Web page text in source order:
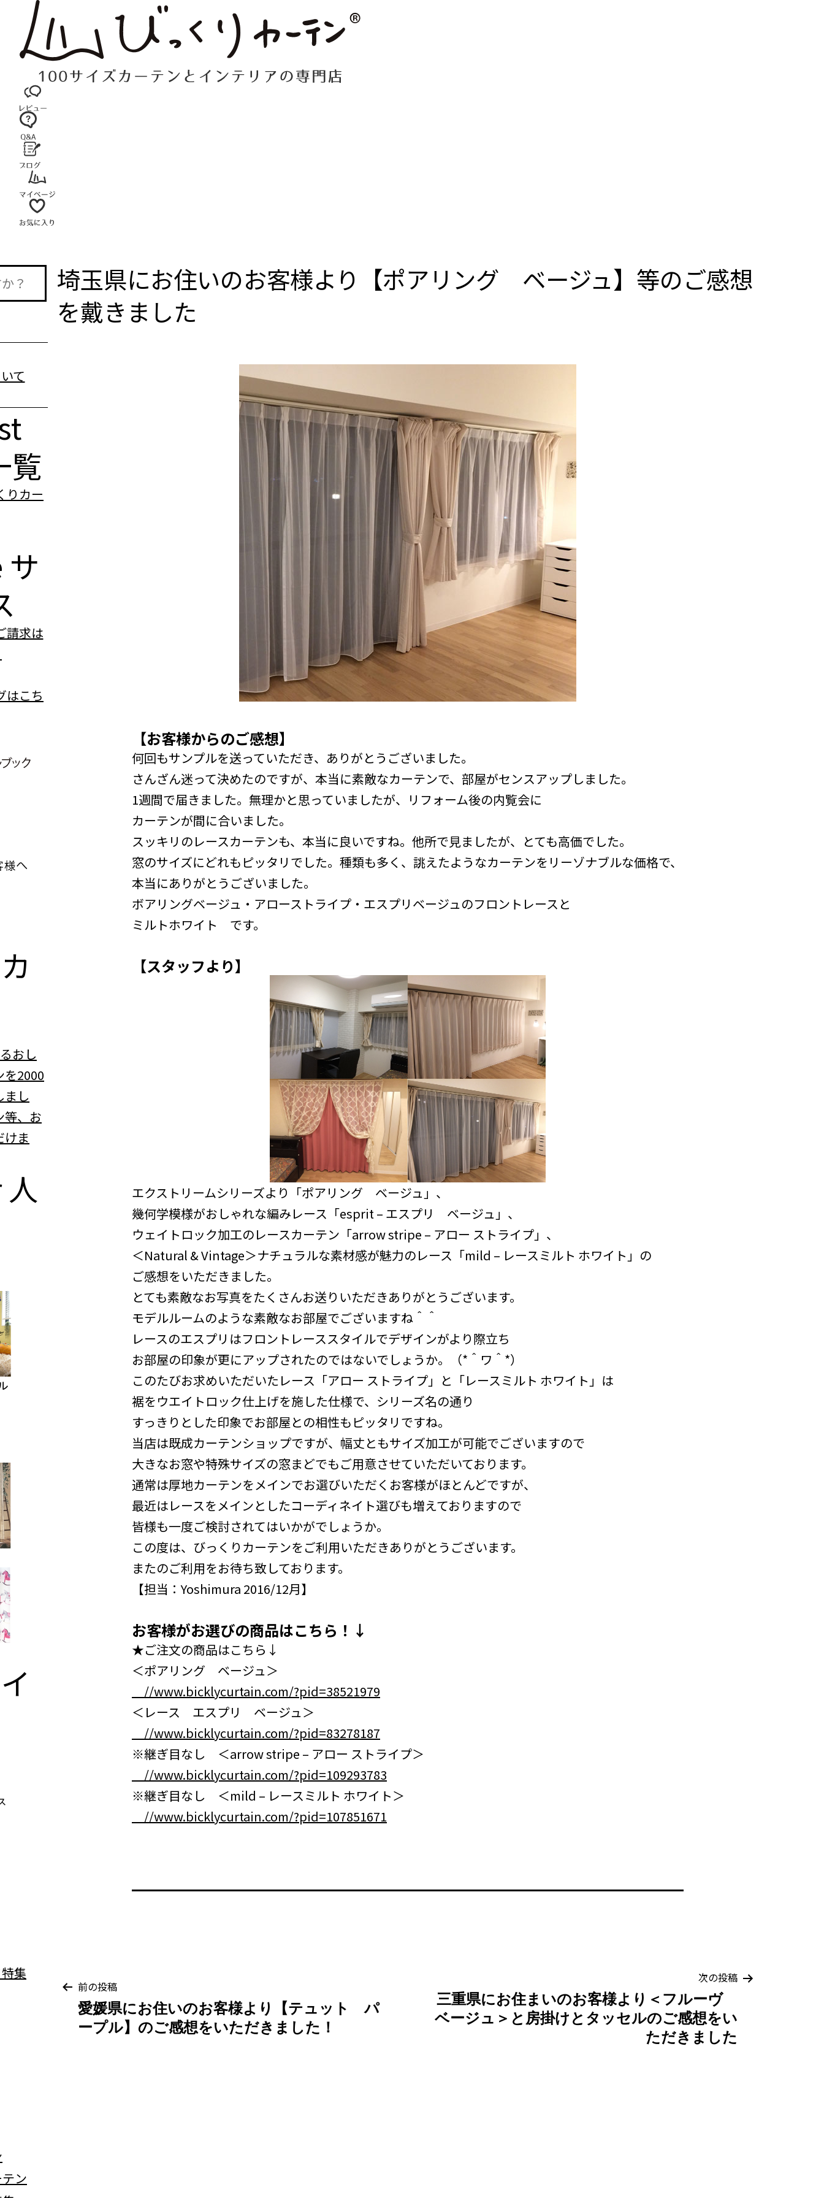
埼玉県にお住いのお客様より【ポアリング ベージュ】等のご感想
を戴きました
【お客様からのご感想】
何回もサンプルを送っていただき、ありがとうございました。
さんざん迷って決めたのですが、本当に素敵なカーテンで、部屋がセンスアップしました。
1週間で届きました。無理かと思っていましたが、リフォーム後の内覧会に
カーテンが間に合いました。
スッキリのレースカーテンも、本当に良いですね。他所で見ましたが、とても高価でした。
窓のサイズにどれもピッタリでした。種類も多く、誂えたようなカーテンをリーゾナブルな価格で、
本当にありがとうございました。
ボアリングベージュ・アローストライプ・エスプリベージュのフロントレースと
ミルトホワイト です。
【スタッフより】
エクストリームシリーズより「ポアリング ベージュ」、
幾何学模様がおしゃれな編みレース「esprit – エスプリ ベージュ」、
ウェイトロック加工のレースカーテン「arrow stripe – アロー ストライプ」、
＜Natural & Vintage＞ナチュラルな素材感が魅力のレース「mild – レースミルト ホワイト」の
ご感想をいただきました。
とても素敵なお写真をたくさんお送りいただきありがとうございます。
モデルルームのような素敵なお部屋でございますね＾＾
レースのエスプリはフロントレーススタイルでデザインがより際立ち
お部屋の印象が更にアップされたのではないでしょうか。（*＾ワ＾*）
このたびお求めいただいたレース「アロー ストライプ」と「レースミルト ホワイト」は
裾をウエイトロック仕上げを施した仕様で、シリーズ名の通り
すっきりとした印象でお部屋との相性もピッタリですね。
当店は既成カーテンショップですが、幅丈ともサイズ加工が可能でございますので
大きなお窓や特殊サイズの窓まどでもご用意させていただいております。
通常は厚地カーテンをメインでお選びいただくお客様がほとんどですが、
最近はレースをメインとしたコーディネイト選びも増えておりますので
皆様も一度ご検討されてはいかがでしょうか。
この度は、びっくりカーテンをご利用いただきありがとうございます。
またのご利用をお待ち致しております。
【担当：Yoshimura 2016/12月】
お客様がお選びの商品はこちら！↓
★ご注文の商品はこちら↓
＜ポアリング ベージュ＞
//www.bicklycurtain.com/?pid=38521979
＜レース エスプリ ベージュ＞
//www.bicklycurtain.com/?pid=83278187
※継ぎ目なし ＜arrow stripe – アロー ストライプ＞
//www.bicklycurtain.com/?pid=109293783
※継ぎ目なし ＜mild – レースミルト ホワイト＞
//www.bicklycurtain.com/?pid=107851671
投
稿
前の投稿
愛媛県にお住いのお客様より【テュット パ
ープル】のご感想をいただきました！
次の投稿
三重県にお住まいのお客様より＜フルーヴ
ベージュ＞と房掛けとタッセルのご感想をい
ただきました
覧
サ
カ
おし
を2000
まし
等、お
けま
人